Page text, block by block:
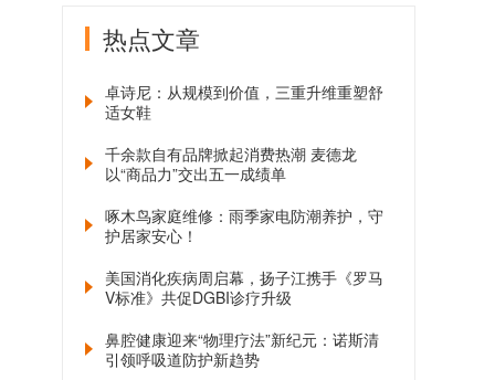
热点文章
卓诗尼：从规模到价值，三重升维重塑舒
适女鞋
千余款自有品牌掀起消费热潮 麦德龙
以“商品力”交出五一成绩单
啄木鸟家庭维修：雨季家电防潮养护，守
护居家安心！
美国消化疾病周启幕，扬子江携手《罗马
V标准》共促DGBI诊疗升级
鼻腔健康迎来“物理疗法”新纪元：诺斯清
引领呼吸道防护新趋势